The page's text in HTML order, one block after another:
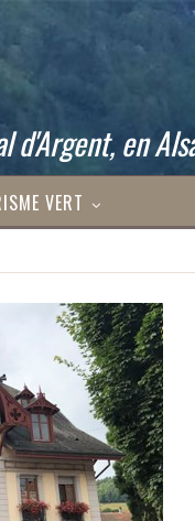
d'Argent, en
VERT